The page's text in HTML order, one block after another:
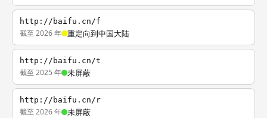
http://baifu.cn/f
截至 2026 年 重定向到中国大陆
http://baifu.cn/t
截至 2025 年 未屏蔽
http://baifu.cn/r
截至 2026 年 未屏蔽